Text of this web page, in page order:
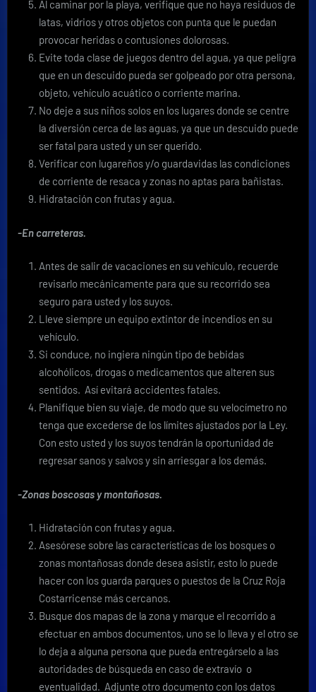
Al caminar por la playa, verifique que no haya residuos de
latas, vidrios y otros objetos con punta que le puedan
provocar heridas o contusiones dolorosas.
Evite toda clase de juegos dentro del agua, ya que peligra
que en un descuido pueda ser golpeado por otra persona,
objeto, vehículo acuático o corriente marina.
No deje a sus niños solos en los lugares donde se centre
la diversión cerca de las aguas, ya que un descuido puede
ser fatal para usted y un ser querido.
Verificar con lugareños y/o guardavidas las condiciones
de corriente de resaca y zonas no aptas para bañistas.
Hidratación con frutas y agua.
-En carreteras.
Antes de salir de vacaciones en su vehículo, recuerde
revisarlo mecánicamente para que su recorrido sea
seguro para usted y los suyos.
Lleve siempre un equipo extintor de incendios en su
vehículo.
Si conduce, no ingiera ningún tipo de bebidas
alcohólicos, drogas o medicamentos que alteren sus
sentidos. Así evitará accidentes fatales.
Planifique bien su viaje, de modo que su velocímetro no
tenga que excederse de los límites ajustados por la Ley.
Con esto usted y los suyos tendrán la oportunidad de
regresar sanos y salvos y sin arriesgar a los demás.
-Zonas boscosas y montañosas.
Hidratación con frutas y agua.
Asesórese sobre las características de los bosques o
zonas montañosas donde desea asistir, esto lo puede
hacer con los guarda parques o puestos de la Cruz Roja
Costarricense más cercanos.
Busque dos mapas de la zona y marque el recorrido a
efectuar en ambos documentos, uno se lo lleva y el otro se
lo deja a alguna persona que pueda entregárselo a las
autoridades de búsqueda en caso de extravío o
eventualidad. Adjunte otro documento con los datos